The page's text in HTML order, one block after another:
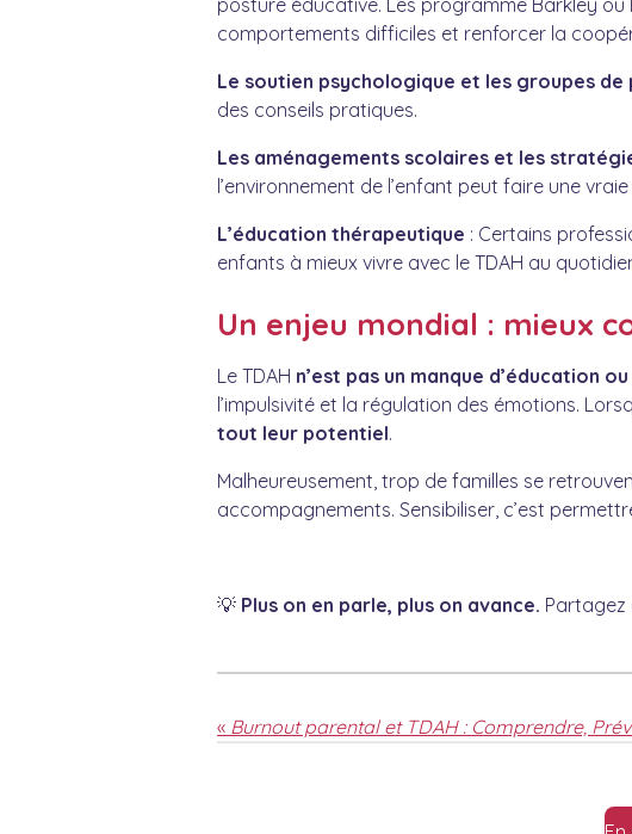
posture éducative. Les programme Barkley
comportements difficiles et renforcer la
Le soutien psychologique et les groupes de
des conseils pratiques.
Les aménagements scolaires et les
l’environnement de l’enfant peut faire une
L’éducation thérapeutique : Certains
enfants à mieux vivre avec le TDAH au
Un enjeu mondial : mieux
Le TDAH n’est pas un manque d’éducation
l’impulsivité et la régulation des émotions.
tout leur potentiel.
Malheureusement, trop de familles se
accompagnements. Sensibiliser, c’est
💡 Plus on en parle, plus on avance. Partagez
«